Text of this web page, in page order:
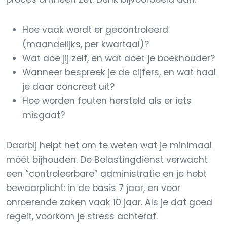
Hoe vaak wordt er gecontroleerd
(maandelijks, per kwartaal)?
Wat doe jij zelf, en wat doet je boekhouder?
Wanneer bespreek je de cijfers, en wat haal
je daar concreet uit?
Hoe worden fouten hersteld als er iets
misgaat?
Daarbij helpt het om te weten wat je minimaal
móét bijhouden. De Belastingdienst verwacht
een “controleerbare” administratie en je hebt
bewaarplicht: in de basis 7 jaar, en voor
onroerende zaken vaak 10 jaar. Als je dat goed
regelt, voorkom je stress achteraf.